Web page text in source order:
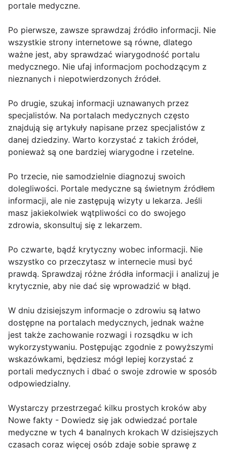
portale medyczne.
Po pierwsze, zawsze sprawdzaj źródło informacji. Nie
wszystkie strony internetowe są równe, dlatego
ważne jest, aby sprawdzać wiarygodność portalu
medycznego. Nie ufaj informacjom pochodzącym z
nieznanych i niepotwierdzonych źródeł.
Po drugie, szukaj informacji uznawanych przez
specjalistów. Na portalach medycznych często
znajdują się artykuły napisane przez specjalistów z
danej dziedziny. Warto korzystać z takich źródeł,
ponieważ są one bardziej wiarygodne i rzetelne.
Po trzecie, nie samodzielnie diagnozuj swoich
dolegliwości. Portale medyczne są świetnym źródłem
informacji, ale nie zastępują wizyty u lekarza. Jeśli
masz jakiekolwiek wątpliwości co do swojego
zdrowia, skonsultuj się z lekarzem.
Po czwarte, bądź krytyczny wobec informacji. Nie
wszystko co przeczytasz w internecie musi być
prawdą. Sprawdzaj różne źródła informacji i analizuj je
krytycznie, aby nie dać się wprowadzić w błąd.
W dniu dzisiejszym informacje o zdrowiu są łatwo
dostępne na portalach medycznych, jednak ważne
jest także zachowanie rozwagi i rozsądku w ich
wykorzystywaniu. Postępując zgodnie z powyższymi
wskazówkami, będziesz mógł lepiej korzystać z
portali medycznych i dbać o swoje zdrowie w sposób
odpowiedzialny.
Wystarczy przestrzegać kilku prostych kroków aby
Nowe fakty - Dowiedz się jak odwiedzać portale
medyczne w tych 4 banalnych krokach W dzisiejszych
czasach coraz więcej osób zdaje sobie sprawę z